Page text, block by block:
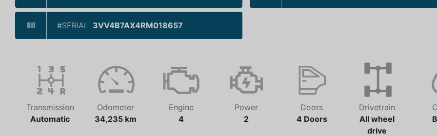
#SERIAL 3VV4B7AX4RM018657
Transmission
Automatic
Odometer
34,235 km
Engine
4
Power
2
Doors
4 Doors
Drivetrain
All wheel
drive